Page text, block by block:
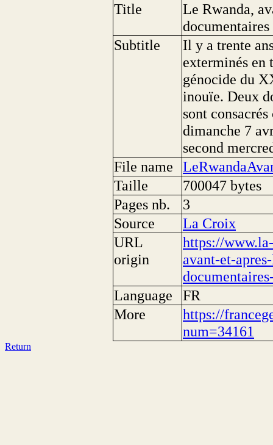
Title
Le Rwanda,
documentaires
Subtitle
Il y a trente
exterminés en
génocide du
inouïe. Deux
sont
dimanche 7
second
File name
Taille
700047 bytes
Pages nb.
3
Source
La Croix
URL
origin
https://
avant-et-
Language
FR
More
https://
num=34161
Return